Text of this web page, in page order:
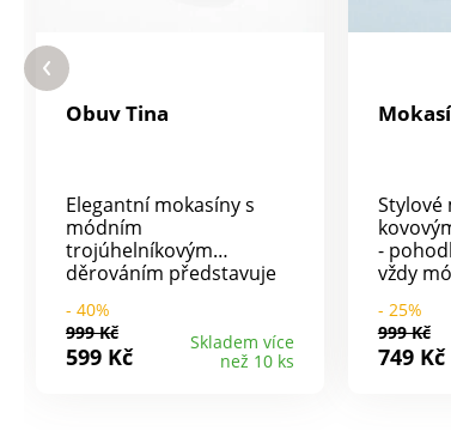
Obuv Tina
Elegantní mokasíny s
módním
trojúhelníkovým
děrováním představuje
kůže a pohodlný střih
umožňují chodidlu
dýchat a hýčkat bez
- 40%
999 Kč
599 Kč
Skladem více
než 10 ks
Stylové
-
vždy
nabízí
- 25%
999 Kč
749 Kč